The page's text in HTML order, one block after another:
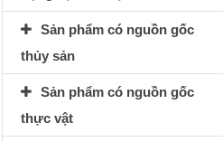
Sản phẩm có nguồn gốc
thủy sản
Sản phẩm có nguồn gốc
thực vật